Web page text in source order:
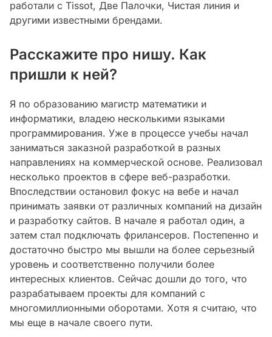
работали с Tissot, Две Палочки, Чистая линия и
другими известными брендами.
Расскажите про нишу. Как
пришли к ней?
Я по образованию магистр математики и
информатики, владею несколькими языками
программирования. Уже в процессе учебы начал
заниматься заказной разработкой в разных
направлениях на коммерческой основе. Реализовал
несколько проектов в сфере веб-разработки.
Впоследствии остановил фокус на вебе и начал
принимать заявки от различных компаний на дизайн
и разработку сайтов. В начале я работал один, а
затем стал подключать фрилансеров. Постепенно и
достаточно быстро мы вышли на более серьезный
уровень и соответственно получили более
интересных клиентов. Сейчас дошли до того, что
разрабатываем проекты для компаний с
многомиллионными оборотами. Хотя я считаю, что
мы еще в начале своего пути.